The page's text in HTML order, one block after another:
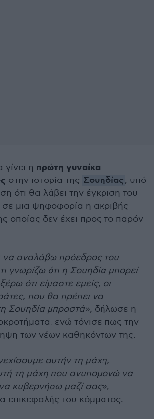
η πρώτη γυναίκα
στην ιστορία της Σουηδίας, υπό
ότι θα λάβει την έγκριση του
σε μια ψηφοφορία η ακριβής
οποίας δεν έχει προς το παρόν
αναλάβω πρόεδρος του
γνωρίζω ότι η Σουηδία μπορεί
ότι είμαστε εμείς, οι
που θα πρέπει να
Σουηδία μπροστά», δήλωσε η
ενώ τόνισε πως την
των νέων καθηκόντων της.
αυτήν τη μάχη,
τη μάχη που ανυπομονώ να
κυβερνήσω μαζί σας»,
επικεφαλής του κόμματος.